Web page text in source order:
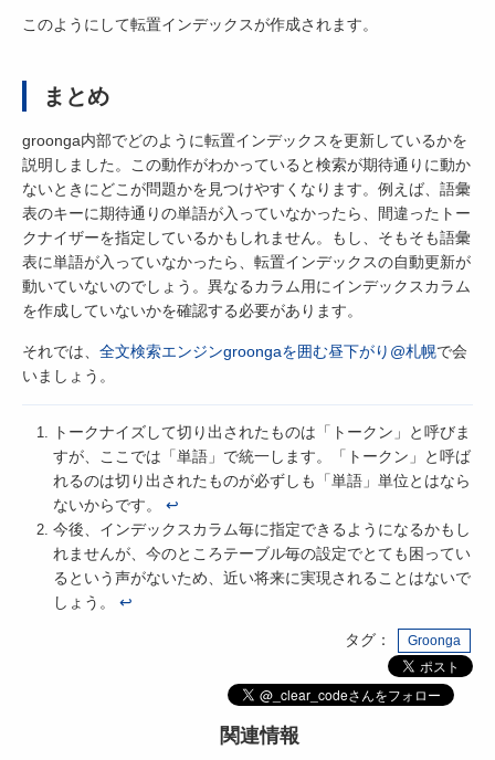
このようにして転置インデックスが作成されます。
まとめ
groonga内部でどのように転置インデックスを更新しているかを
説明しました。この動作がわかっていると検索が期待通りに動か
ないときにどこが問題かを見つけやすくなります。例えば、語彙
表のキーに期待通りの単語が入っていなかったら、間違ったトー
クナイザーを指定しているかもしれません。もし、そもそも語彙
表に単語が入っていなかったら、転置インデックスの自動更新が
動いていないのでしょう。異なるカラム用にインデックスカラム
を作成していないかを確認する必要があります。
それでは、 全文検索エンジンgroongaを囲む昼下がり@札幌で会
いましょう。
トークナイズして切り出されたものは「トークン」と呼びま
すが、ここでは「単語」で統一します。「トークン」と呼ば
れるのは切り出されたものが必ずしも「単語」単位とはなら
ないからです。 ↩
今後、インデックスカラム毎に指定できるようになるかもし
れませんが、今のところテーブル毎の設定でとても困ってい
るという声がないため、近い将来に実現されることはないで
しょう。 ↩
タグ： Groonga
関連情報